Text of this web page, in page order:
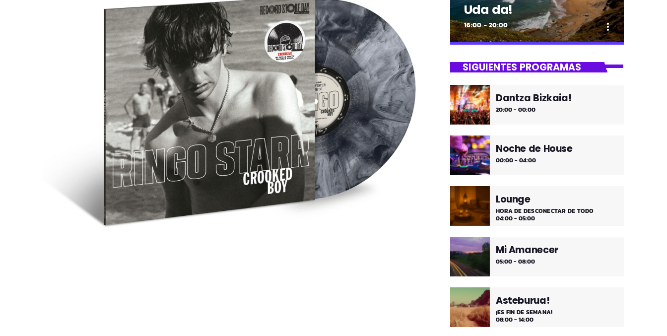
Uda da!
16:00 - 20:00 more_vert
Uda da!
¡Toda la música!
SIGUIENTES PROGRAMAS
Dantza Bizkaia!
20:00 - 00:00
Noche de House
00:00 - 04:00
Lounge
HORA DE DESCONECTAR DE TODO
04:00 - 05:00
Mi Amanecer
05:00 - 08:00
Asteburua!
¡ES FIN DE SEMANA!
08:00 - 14:00